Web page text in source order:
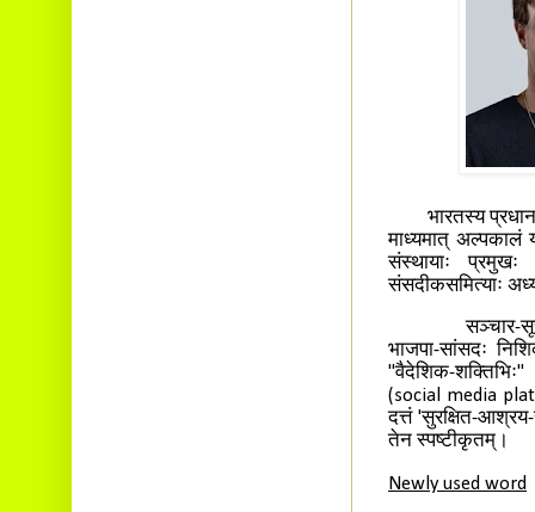
भारतस्य
माध्यमात् अल्पकालं
संस्थायाः प्रमुखः
संसदीकसमित्याः
​सञ्चार-
भाजपा-सांसदः
"वैदेशिक-
(social media
दत्तं 'सुरक्षित-
तेन स्पष्टीकृतम्।
Newly used word